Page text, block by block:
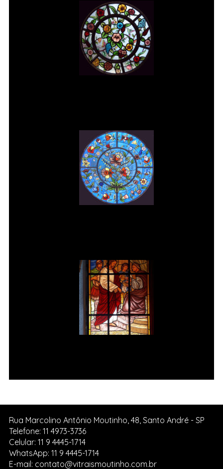
Rua Marcolino Antônio Moutinho, 48, Santo André - SP
Telefone: 11 4973-3736
Celular: 11 9 4445-1714
WhatsApp: 11 9 4445-1714
E-mail: contato@vitraismoutinho.com.br